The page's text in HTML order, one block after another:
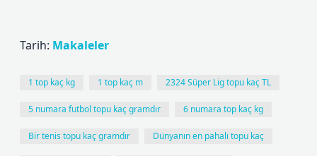
Tarih: Makaleler
1 top kaç kg 1 top kaç m 2324 Süper Lig topu kaç TL
5 numara futbol topu kaç gramdır 6 numara top kaç kg
Bir tenis topu kaç gramdır Dünyanın en pahalı topu kaç